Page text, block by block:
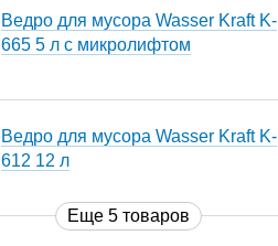
Ведро для мусора Wasser Kraft K-
665 5 л с микролифтом
Ведро для мусора Wasser Kraft K-
612 12 л
Еще 5 товаров